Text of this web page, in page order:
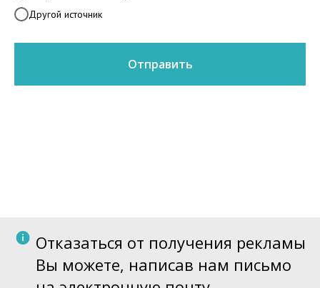
Другой источник
Отправить
Отказаться от получения рекламы
Вы можете, написав нам письмо